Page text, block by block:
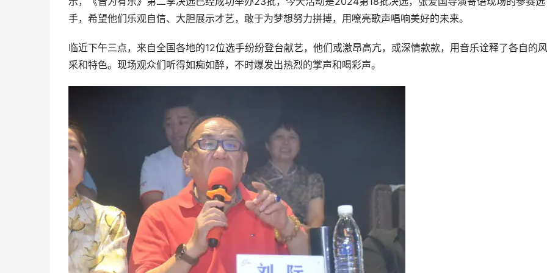
手，希望他们乐观自信、大胆展示才艺，敢于为梦想努力拼搏，用嘹亮歌声唱响美好的未来。
临近下午三点，来自全国各地的12位选手纷纷登台献艺，他们或激昂高亢，或深情款款，用音乐诠释了各自的风
采和特色。现场观众们听得如痴如醉，不时爆发出热烈的掌声和喝彩声。